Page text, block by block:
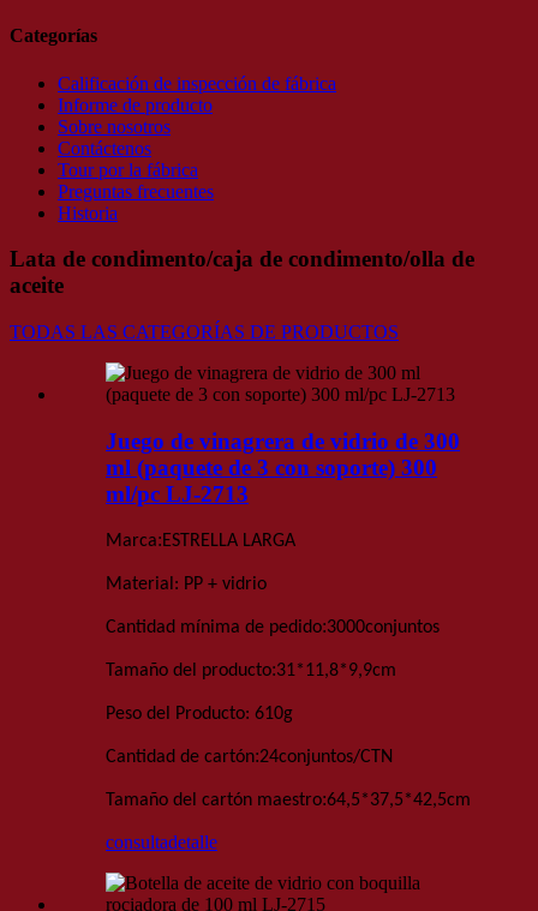
Categorías
Calificación de inspección de fábrica
Informe de producto
Sobre nosotros
Contáctenos
Tour por la fábrica
Preguntas frecuentes
Historia
Lata de condimento/caja de condimento/olla de
aceite
TODAS LAS CATEGORÍAS DE PRODUCTOS
Juego de vinagrera de vidrio de 300
ml (paquete de 3 con soporte) 300
ml/pc LJ-2713
Marca:ESTRELLA LARGA
Material: PP + vidrio
Cantidad mínima de pedido:3000conjuntos
Tamaño del producto:31*11,8*9,9cm
Peso del Producto: 610g
Cantidad de cartón:24conjuntos/CTN
Tamaño del cartón maestro:64,5*37,5*42,5cm
consultadetalle